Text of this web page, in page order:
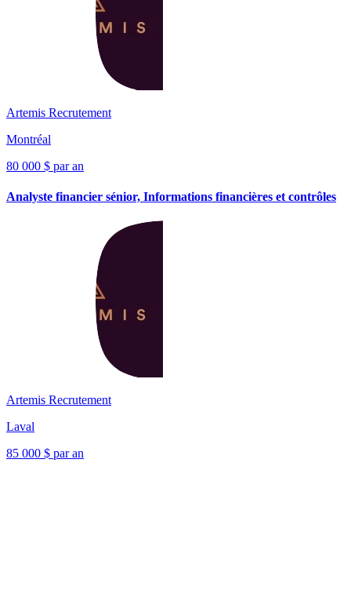
Artemis Recrutement
Montréal
80 000 $ par an
Analyste financier sénior, Informations financières et contrôles
Artemis Recrutement
Laval
85 000 $ par an